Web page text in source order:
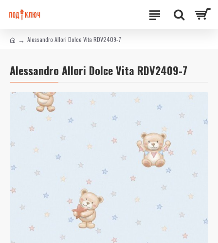
Alessandro Allori Dolce Vita RDV2409-7
Alessandro Allori Dolce Vita RDV2409-7